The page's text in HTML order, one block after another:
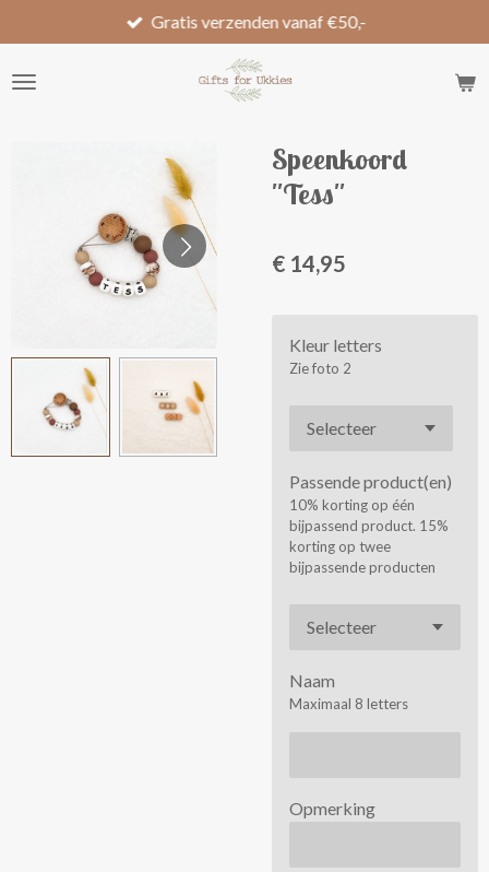
direct
naar
Gratis verzenden vanaf €50,-
Speenkoord
''Tess''
€ 14,95
Kleur letters
Zie foto 2
Passende product(en)
10% korting op één
bijpassend product. 15%
korting op twee
bijpassende producten
Naam
Maximaal 8 letters
Opmerking